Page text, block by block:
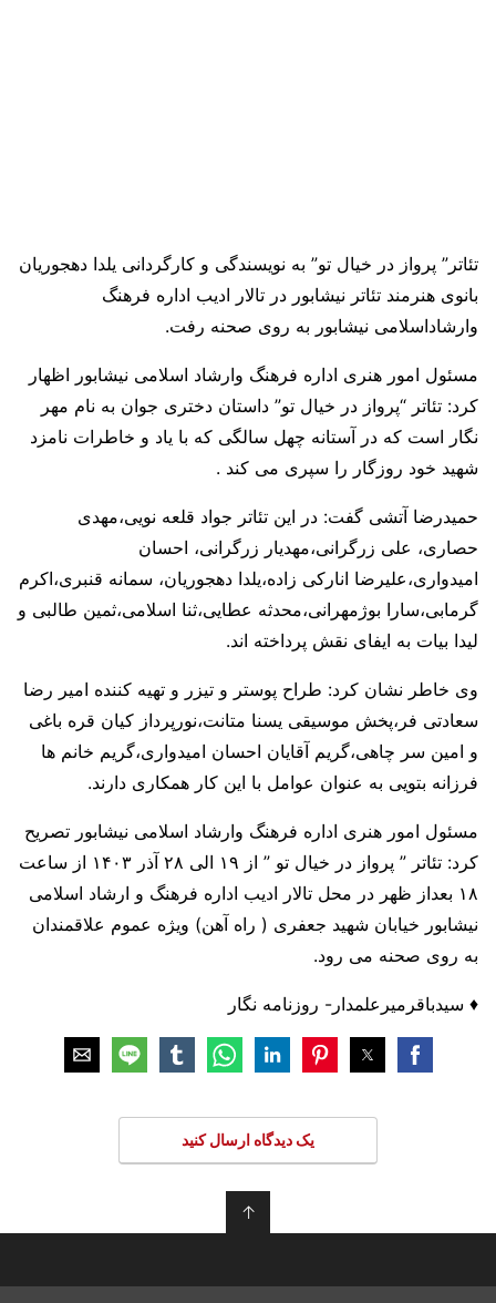
تئاتر” پرواز در خیال تو” به نویسندگی و کارگردانی یلدا دهجوریان
بانوی هنرمند تئاتر نیشابور در تالار ادیب اداره فرهنگ
وارشاداسلامی نیشابور به روی صحنه رفت.
مسئول امور هنری اداره فرهنگ وارشاد اسلامی نیشابور اظهار
کرد: تئاتر “پرواز در خیال تو” داستان دختری جوان به نام مهر
نگار است که در آستانه چهل سالگی که با یاد و خاطرات نامزد
شهید خود روزگار را سپری می کند .
حمیدرضا آتشی گفت: در این تئاتر جواد قلعه نویی،مهدی
حصاری، علی زرگرانی،مهدیار زرگرانی، احسان
امیدواری،علیرضا انارکی زاده،یلدا دهجوریان، سمانه قنبری،اکرم
گرمابی،سارا بوژمهرانی،محدثه عطایی،ثنا اسلامی،ثمین طالبی و
لیدا بیات به ایفای نقش پرداخته اند.
وی خاطر نشان کرد: طراح پوستر و تیزر و تهیه کننده امیر رضا
سعادتی فر،پخش موسیقی یسنا متانت،نورپرداز کیان قره باغی
و امین سر چاهی،گریم آقایان احسان امیدواری،گریم خانم ها
فرزانه بتویی به عنوان عوامل با این کار همکاری دارند.
مسئول امور هنری اداره فرهنگ وارشاد اسلامی نیشابور تصریح
کرد: تئاتر ” پرواز در خیال تو ” از ۱۹ الی ۲۸ آذر ۱۴۰۳ از ساعت
۱۸ بعداز ظهر در محل تالار ادیب اداره فرهنگ و ارشاد اسلامی
نیشابور خیابان شهید جعفری ( راه آهن) ویژه عموم علاقمندان
به روی صحنه می رود.
♦️ سیدباقرمیرعلمدار- روزنامه نگار
یک دیدگاه ارسال کنید
↑